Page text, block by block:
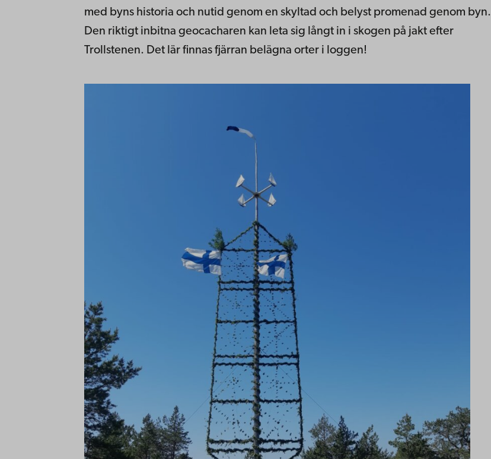
med byns historia och nutid genom en skyltad och belyst promenad genom byn.
Den riktigt inbitna geocacharen kan leta sig långt in i skogen på jakt efter
Trollstenen. Det lär finnas fjärran belägna orter i loggen!